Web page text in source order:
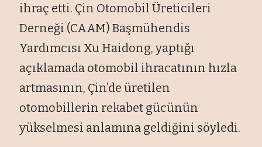
ihraç etti. Çin Otomobil Üreticileri
Derneği (CAAM) Başmühendis
Yardımcısı Xu Haidong, yaptığı
açıklamada otomobil ihracatının hızla
artmasının, Çin’de üretilen
otomobillerin rekabet gücünün
yükselmesi anlamına geldiğini söyledi.